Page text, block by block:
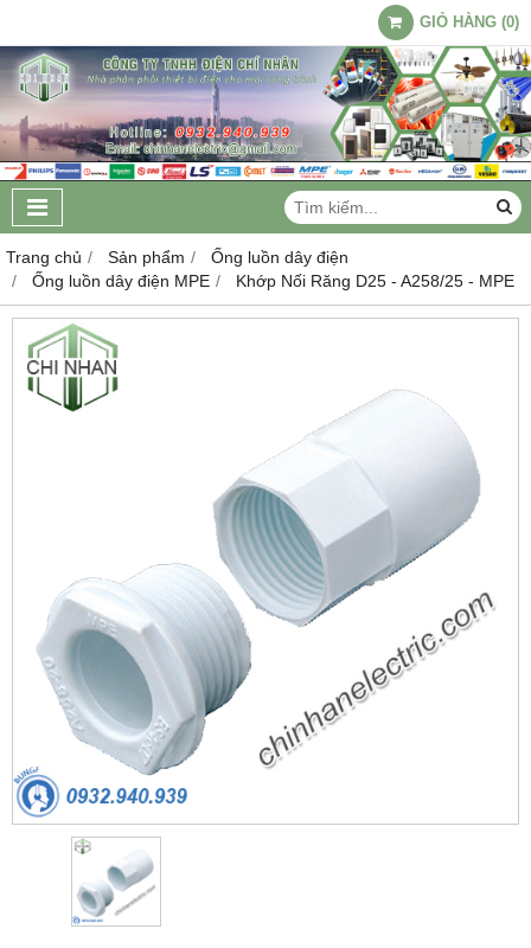
GIỎ HÀNG (0)
Trang chủ Sản phẩm
Ống luồn dây điện
Ống luồn dây điện MPE
Khớp Nối Răng D25 - A258/25 - MPE